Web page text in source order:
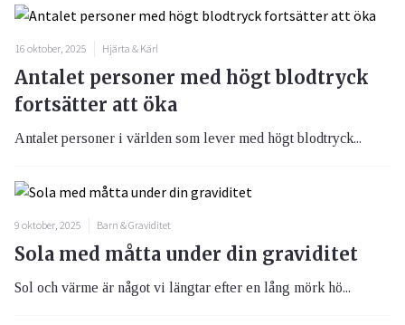
16 oktober, 2025 Hjärta & Kärl
Antalet personer med högt blodtryck
fortsätter att öka
Antalet personer i världen som lever med högt blodtryck...
9 oktober, 2025 Barn & Graviditet
Sola med måtta under din graviditet
Sol och värme är något vi längtar efter en lång mörk hö...